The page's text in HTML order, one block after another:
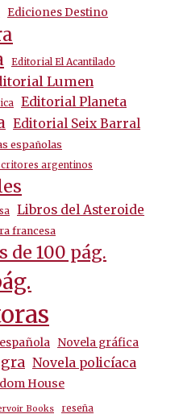
Ediciones Destino
Editorial El Acantilado
Lumen
Editorial Planeta
Editorial Seix Barral
españolas
argentinos
Libros del Asteroide
francesa
de 100 pág.
Novela gráfica
Novela policíaca
House
Books reseña